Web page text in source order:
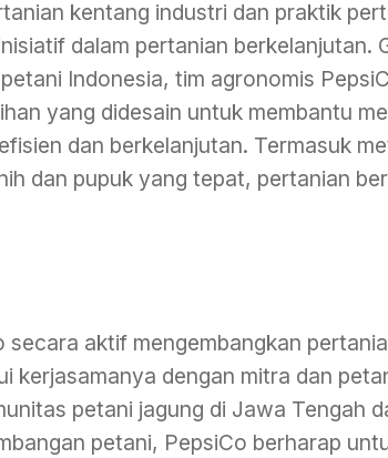
kentang industri dan praktik
dalam pertanian berkelanjutan.
Indonesia, tim agronomis
yang didesain untuk membantu
dan berkelanjutan. Termasuk
dan pupuk yang tepat, pertanian
secara aktif mengembangkan
kerjasamanya dengan mitra dan
petani jagung di Jawa Tengah
petani, PepsiCo berharap